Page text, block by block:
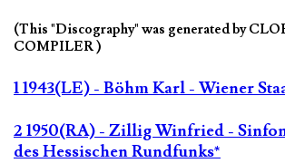
(This "Discography" was generated by
COMPILER )
1 1943(LE) - Böhm Karl - Wiener
2 1950(RA) - Zillig Winfried -
des Hessischen Rundfunks*